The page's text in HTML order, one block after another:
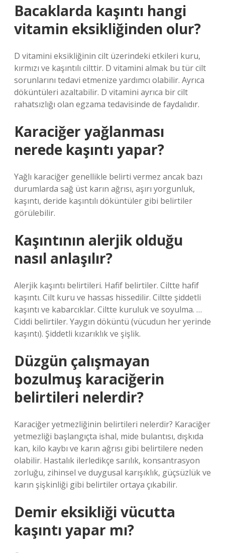
Bacaklarda kaşıntı hangi
vitamin eksikliğinden olur?
D vitamini eksikliğinin cilt üzerindeki etkileri kuru,
kırmızı ve kaşıntılı cilttir. D vitamini almak bu tür cilt
sorunlarını tedavi etmenize yardımcı olabilir. Ayrıca
döküntüleri azaltabilir. D vitamini ayrıca bir cilt
rahatsızlığı olan egzama tedavisinde de faydalıdır.
Karaciğer yağlanması
nerede kaşıntı yapar?
Yağlı karaciğer genellikle belirti vermez ancak bazı
durumlarda sağ üst karın ağrısı, aşırı yorgunluk,
kaşıntı, deride kaşıntılı döküntüler gibi belirtiler
görülebilir.
Kaşıntının alerjik olduğu
nasıl anlaşılır?
Alerjik kaşıntı belirtileri. Hafif belirtiler. Ciltte hafif
kaşıntı. Cilt kuru ve hassas hissedilir. Ciltte şiddetli
kaşıntı ve kabarcıklar. Ciltte kuruluk ve soyulma. …
Ciddi belirtiler. Yaygın döküntü (vücudun her yerinde
kaşıntı). Şiddetli kızarıklık ve şişlik.
Düzgün çalışmayan
bozulmuş karaciğerin
belirtileri nelerdir?
Karaciğer yetmezliğinin belirtileri nelerdir? Karaciğer
yetmezliği başlangıçta ishal, mide bulantısı, dışkıda
kan, kilo kaybı ve karın ağrısı gibi belirtilere neden
olabilir. Hastalık ilerledikçe sarılık, konsantrasyon
zorluğu, zihinsel ve duygusal karışıklık, güçsüzlük ve
karın şişkinliği gibi belirtiler ortaya çıkabilir.
Demir eksikliği vücutta
kaşıntı yapar mı?